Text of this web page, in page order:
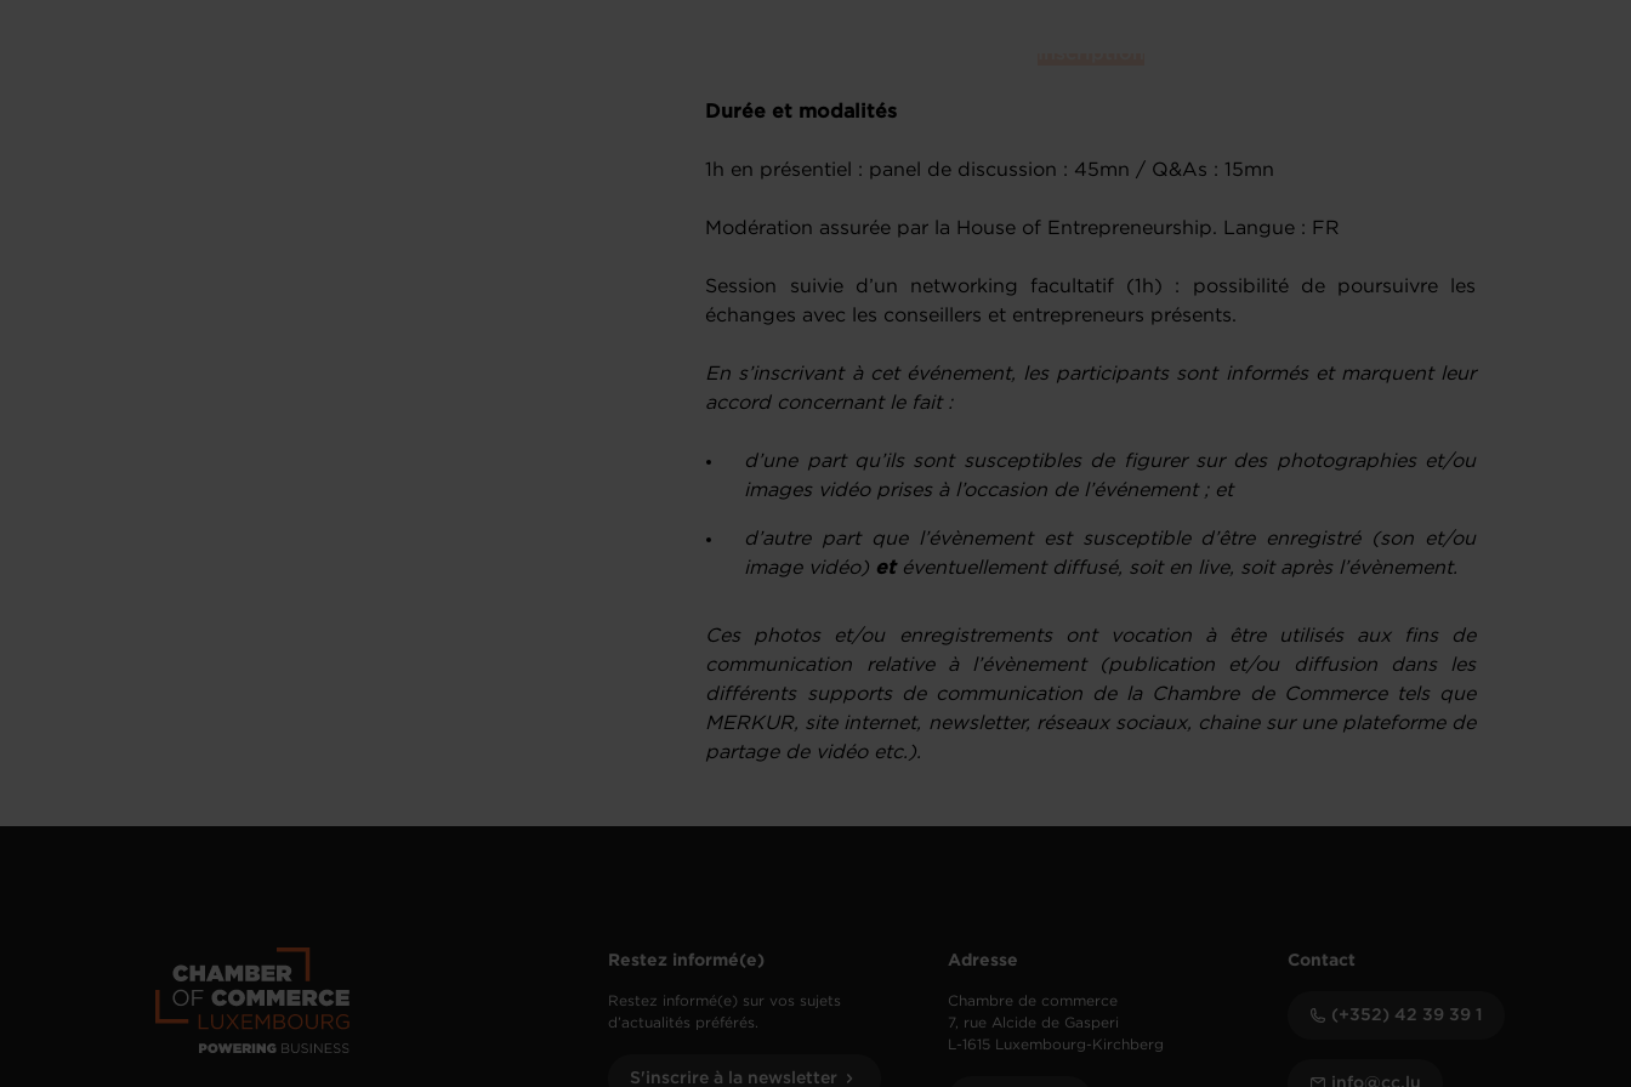
Durée et modalités
1h en présentiel : panel de discussion : 45mn / Q&As : 15mn
Modération assurée par la House of Entrepreneurship. Langue : FR
Session suivie d’un networking facultatif (1h) : possibilité de poursuivre les
échanges avec les conseillers et entrepreneurs présents.
En s’inscrivant à cet événement, les participants sont informés et marquent leur
accord concernant le fait :
d’une part qu’ils sont susceptibles de figurer sur des photographies et/ou
images vidéo prises à l’occasion de l’événement ; et
d’autre part que l’évènement est susceptible d’être enregistré (son et/ou
image vidéo) et éventuellement diffusé, soit en live, soit après l’évènement.
Ces photos et/ou enregistrements ont vocation à être utilisés aux fins de
communication relative à l’évènement (publication et/ou diffusion dans les
différents supports de communication de la Chambre de Commerce tels que
MERKUR, site internet, newsletter, réseaux sociaux, chaine sur une plateforme de
partage de vidéo etc.).
Restez informé(e)
Restez informé(e) sur vos sujets
d’actualités préférés.
S'inscrire à la newsletter
Adresse
Chambre de commerce
7, rue Alcide de Gasperi
L-1615 Luxembourg-Kirchberg
Contact
(+352) 42 39 39 1
info@cc.lu